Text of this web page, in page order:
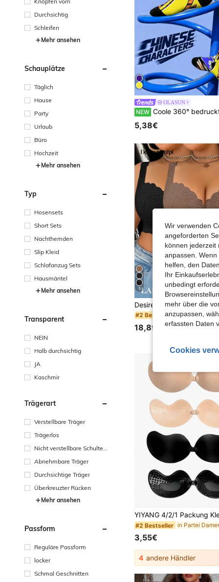
Durchsichtig
Schleifen
Mehr ansehen
Schauplätze
Täglich
Hause
Party
Urlaub
Büro
Hochzeit
Mehr ansehen
Typ
Hosensets
Short Sets
Nachthemden
Slip Kleid
Schlafanzug Sets
Hausmäntel
Mehr ansehen
Transparent
NEIN
Halb durchsichtig
JA
Kaschmir
Trägerart
Verstellbare Träger
Trägerlos
Nicht verstellbare Schulterg
Abnehmbare Träger
Durchsichtige Träger
Überkreuzter Rücken
Mehr ansehen
Passform
Reguläre Passform
locker
Schmal Geschnitten
OLASUN
NEW Coole 360° bedruckte Herrensocken - Streetwear Socken, Nationaler Tigerdruck, Tier, Bunt, Lustige
5,38€
5
#2 Bestseller
18,89€
#2 Bestseller
3,55€
4 andere Händler
Wir verwenden
angeforderten
können jederzeit
anpassen.
helfen, den
Ihr
unbedingt
mehr über die
anzupassen,
erfassten Daten
Cookies